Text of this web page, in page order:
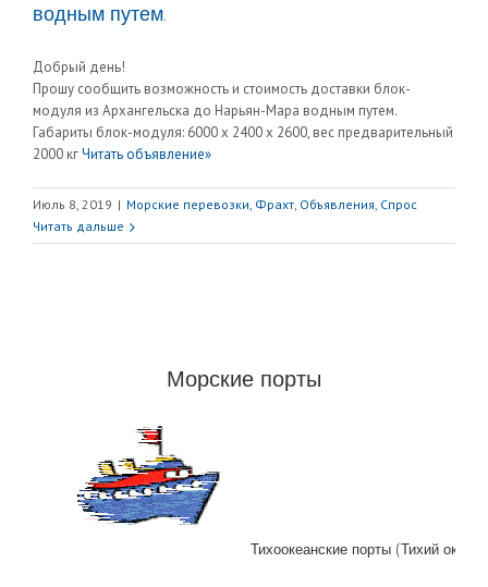
водным путем.
Добрый день!
Прошу сообщить возможность и стоимость доставки блок-
модуля из Архангельска до Нарьян-Мара водным путем.
Габариты блок-модуля: 6000 х 2400 х 2600, вес предварительный
2000 кгЧитать объявление»
Июль 8, 2019 | Морские перевозки, Фрахт, Объявления, Спрос
Читать дальше
Морские порты
Тихоокеанские порты (Тихий океан)